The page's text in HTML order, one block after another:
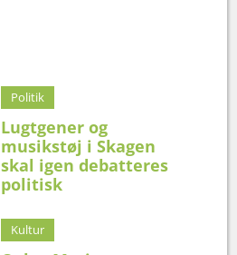
Politik
Lugtgener og
musikstøj i Skagen
skal igen debatteres
politisk
Kultur